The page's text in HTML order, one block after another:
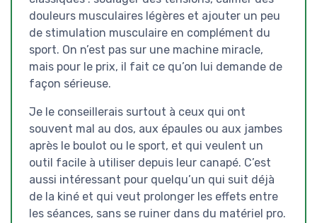
douleurs musculaires légères et ajouter un peu
de stimulation musculaire en complément du
sport. On n’est pas sur une machine miracle,
mais pour le prix, il fait ce qu’on lui demande de
façon sérieuse.
Je le conseillerais surtout à ceux qui ont
souvent mal au dos, aux épaules ou aux jambes
après le boulot ou le sport, et qui veulent un
outil facile à utiliser depuis leur canapé. C’est
aussi intéressant pour quelqu’un qui suit déjà
de la kiné et qui veut prolonger les effets entre
les séances, sans se ruiner dans du matériel pro.